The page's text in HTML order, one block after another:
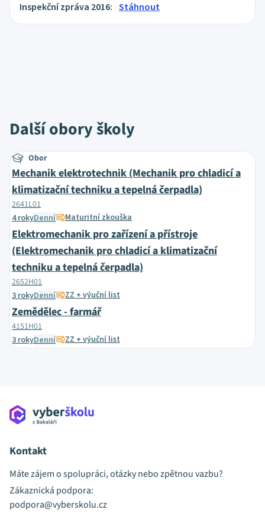
Inspekční zpráva 2016: Stáhnout
Další obory školy
Obor
Mechanik elektrotechnik (Mechanik pro chladicí a
klimatizační techniku a tepelná čerpadla)
2641L01
4 rokyDenní Maturitní zkouška
Elektromechanik pro zařízení a přístroje
(Elektromechanik pro chladicí a klimatizační
techniku a tepelná čerpadla)
2652H01
3 rokyDenní ZZ + výuční list
Zemědělec - farmář
4151H01
3 rokyDenní ZZ + výuční list
Kontakt
Máte zájem o spolupráci, otázky nebo zpětnou vazbu?
Zákaznická podpora:
podpora@vyberskolu.cz